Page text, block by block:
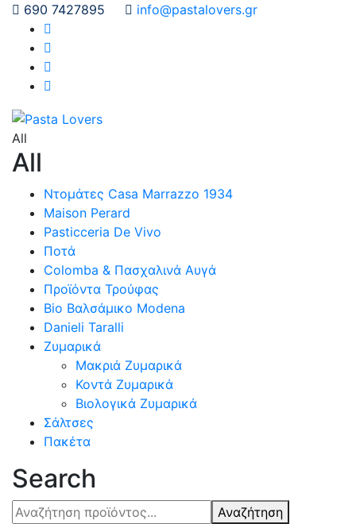
690 7427895 info@pastalovers.gr
All
All
Ντομάτες Casa Marrazzo 1934
Maison Perard
Pasticceria De Vivo
Ποτά
Colomba & Πασχαλινά Αυγά
Προϊόντα Τρούφας
Bio Βαλσάμικο Modena
Danieli Taralli
Ζυμαρικά
Μακριά Ζυμαρικά
Κοντά Ζυμαρικά
Βιολογικά Ζυμαρικά
Σάλτσες
Πακέτα
Search
Αναζήτηση